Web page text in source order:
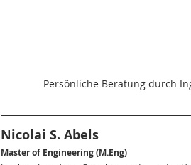
Persönliche Beratung durch
Nicolai S. Abels
Master of Engineering (M.Eng)